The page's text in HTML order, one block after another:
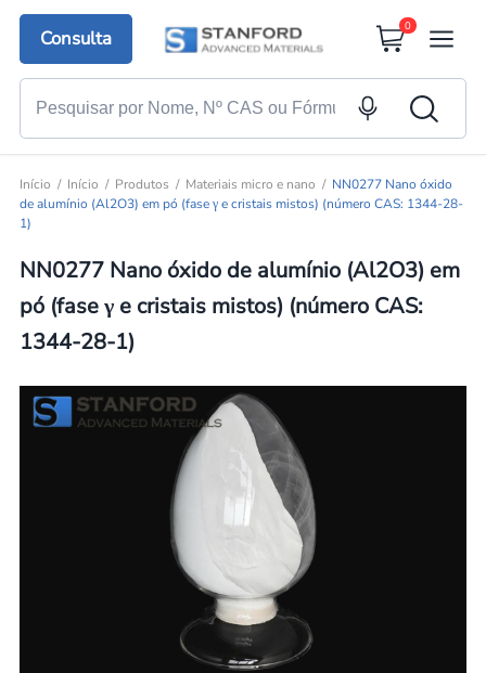
Consulta
0
Início Início Produtos Materiais micro e nano
NN0277 Nano óxido
de alumínio (Al2O3) em pó (fase γ e cristais mistos) (número CAS: 1344-28-
1)
NN0277 Nano óxido de alumínio (Al2O3) em
pó (fase γ e cristais mistos) (número CAS:
1344-28-1)